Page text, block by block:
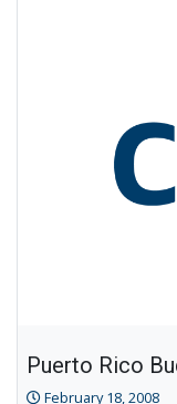
Puerto Rico
February 18, 2008